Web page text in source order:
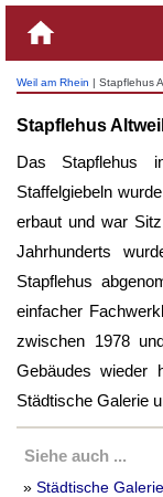
Weil am Rhein | Stapflehus
Stapflehus Altweil
Das Stapflehus
Staffelgiebeln
erbaut und war
Jahrhunderts
Stapflehus
einfacher
zwischen 1978
Gebäudes wieder
Städtische Galerie
Siehe auch ...
» Städtische